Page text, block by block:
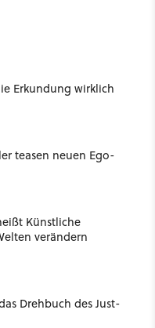
Erkundung wirklich
teasen neuen Ego-
Künstliche
verändern
Drehbuch des Just-